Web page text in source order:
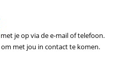
je op via de e-mail of telefoon.
met jou in contact te komen.